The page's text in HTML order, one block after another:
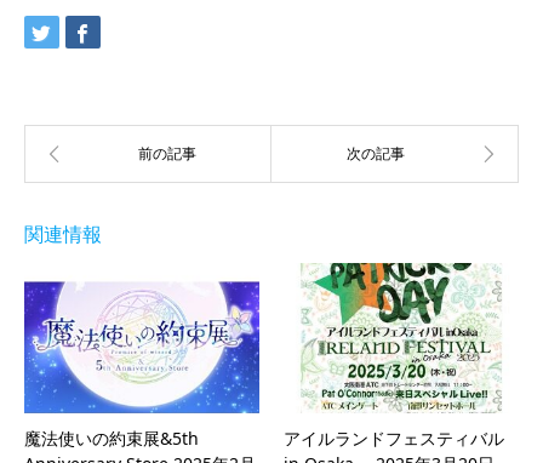
関連情報
魔法使いの約束展&5th
アイルランドフェスティバル